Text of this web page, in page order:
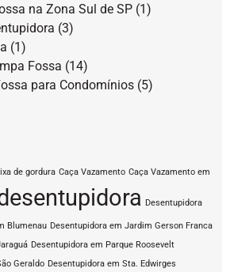
na Zona Sul de SP (1)
(3)
(1)
Fossa (14)
para Condomínios (5)
de gordura Caça Vazamento Caça Vazamento em
Desentupidora
Blumenau Desentupidora em Jardim Gerson Franca
Desentupidora em Parque Roosevelt
Geraldo Desentupidora em Sta. Edwirges